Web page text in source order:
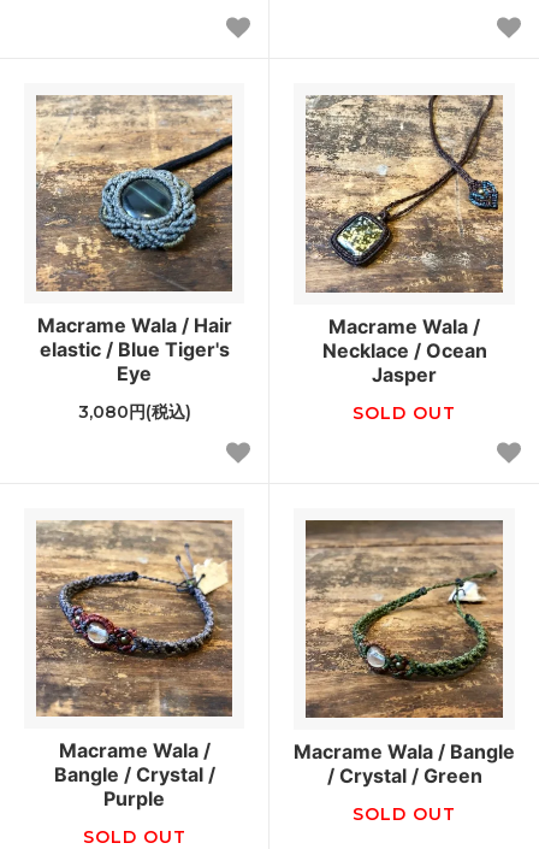
Macrame Wala / Hair
elastic / Blue Tiger's
Eye
3,080円(税込)
Macrame Wala /
Necklace / Ocean
Jasper
SOLD OUT
Macrame Wala /
Bangle / Crystal /
Purple
SOLD OUT
Macrame Wala / Bangle
/ Crystal / Green
SOLD OUT